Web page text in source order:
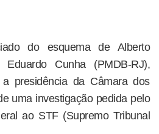
do esquema de Alberto
Cunha (PMDB-RJ),
presidência da Câmara dos
uma investigação pedida pelo
ao STF (Supremo Tribunal